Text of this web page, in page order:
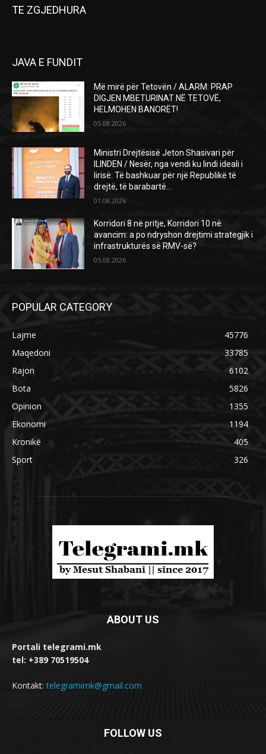
TE ZGJEDHURA
JAVA E FUNDIT
Më mirë për Tetovën / ALARM: PRAP
DIGJEN MBETURINAT NË TETOVË,
HELMOHEN BANORËT!
05.08.2026
Ministri Drejtësisë Jeton Shasivari për
ILINDEN / Nesër, nga vendi ku lindi ideali i
lirisë: Të bashkuar për një Republikë të
drejtë, të barabartë...
01.08.2026
Korridori 8 në pritje, Korridori 10 në
avancim: a po ndryshon drejtimi strategjik i
infrastrukturës së RMV-së?
05.08.2026
POPULAR CATEGORY
Lajme
45776
Maqedoni
33785
Rajon
6102
Bota
5826
Opinion
1355
Ekonomi
1194
Kronikë
405
Sport
326
ABOUT US
Portali telegrami.mk
tel: +389 70519504
Kontakt:telegramimk@gmail.com
FOLLOW US